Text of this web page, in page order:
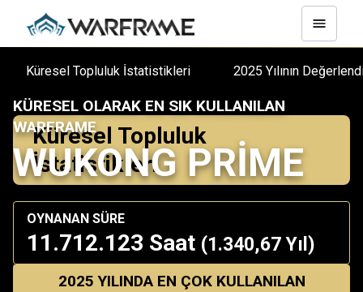
Küresel Topluluk İstatistikleri 2025 Yılının
Küresel Topluluk
İstatistikleri
KÜRESEL OLARAK EN SIK KULLANILAN
WARFRAME
WUKONG PRIME
OYNANAN SÜRE
11.712.123 Saat (1.340,67 Yıl)
2025 YILINDA EN ÇOK KULLANILAN